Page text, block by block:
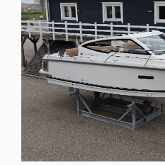
Zusätzliche Koje(n)
2
Innen Art
Mahagoni Hochglanz
Polsterfarbe
blau
Wassertank